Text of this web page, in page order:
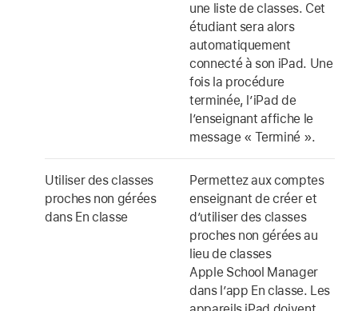
une liste de classes. Cet
étudiant sera alors
automatiquement
connecté à son iPad. Une
fois la procédure
terminée, l’iPad de
l’enseignant affiche le
message « Terminé ».
Utiliser des classes
proches non gérées
dans En classe
Permettez aux comptes
enseignant de créer et
d’utiliser des classes
proches non gérées au
lieu de classes
Apple School Manager
dans l’app En classe. Les